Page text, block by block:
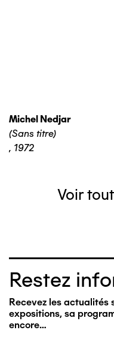
Michel Nedjar
(Sans titre)
, 1972
Voir
Restez
Recevez les actualités
expositions, sa
encore…